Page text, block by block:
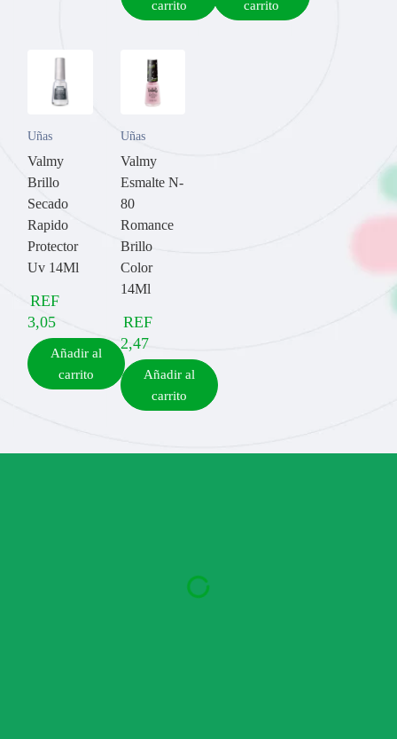
carrito
carrito
Uñas
Valmy
Brillo
Secado
Rapido
Protector
Uv 14Ml
REF
3,05
Añadir al
carrito
Uñas
Valmy
Esmalte N-
80
Romance
Brillo
Color
14Ml
REF
2,47
Añadir al
carrito